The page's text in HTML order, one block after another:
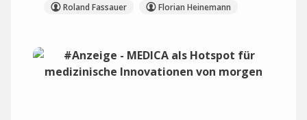
Roland Fassauer
Florian Heinemann